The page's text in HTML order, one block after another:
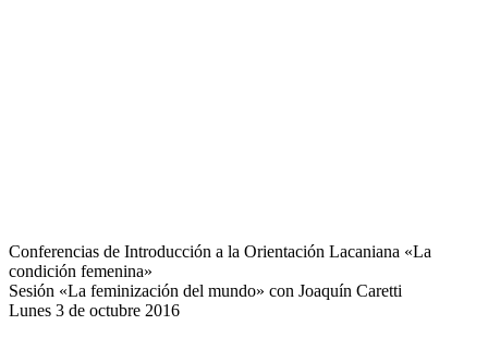
Conferencias de Introducción a la Orientación Lacaniana «La
condición femenina»
Sesión «La feminización del mundo» con Joaquín Caretti
Lunes 3 de octubre 2016